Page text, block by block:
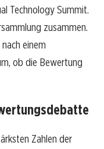
Technology Summit.
zusammen.
einem
ob die Bewertung
Zahlen der